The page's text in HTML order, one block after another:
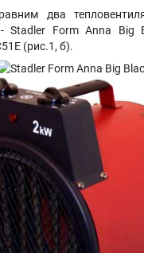
два
- Stadler Form Anna Big
(рис.1, б).